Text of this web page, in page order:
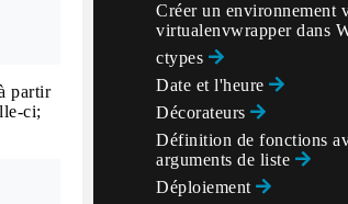
partir
ci;
Créer un environnement
virtualenvwrapper dans
ctypes
Date et l'heure
Décorateurs
Définition de fonctions
arguments de liste
Déploiement